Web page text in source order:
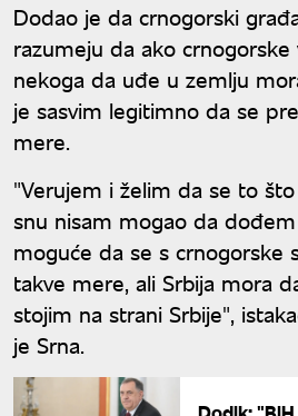
Dodao je da crnogorski
razumeju da ako crnogorske
nekoga da uđe u zemlju
je sasvim legitimno da se
mere.
"Verujem i želim da se to
snu nisam mogao da
moguće da se s crnogorske
takve mere, ali Srbija mora
stojim na strani Srbije",
je Srna.